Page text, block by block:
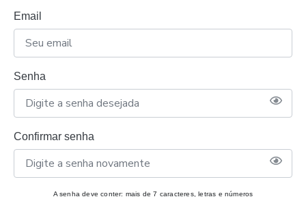
Email
Senha
Confirmar senha
A senha deve conter: mais de 7 caracteres, letras e números